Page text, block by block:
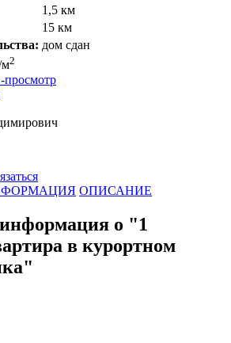
1,5 км
15 км
дом сдан
м2
просмотр
ОПИСАНИЕ
о "1
в курортном